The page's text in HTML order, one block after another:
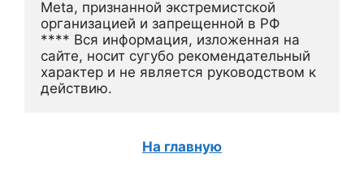
Meta, признанной экстремистской
организацией и запрещенной в РФ
**** Вся информация, изложенная на
сайте, носит сугубо рекомендательный
характер и не является руководством к
действию.
На главную